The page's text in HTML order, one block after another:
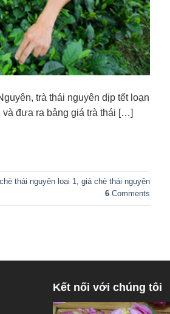
trà thái nguyên dịp tết loạn
đưa ra bảng giá trà thái […]
thái nguyên loại 1
giá chè thái nguyên
6 Comments
Kết nối với chúng tôi